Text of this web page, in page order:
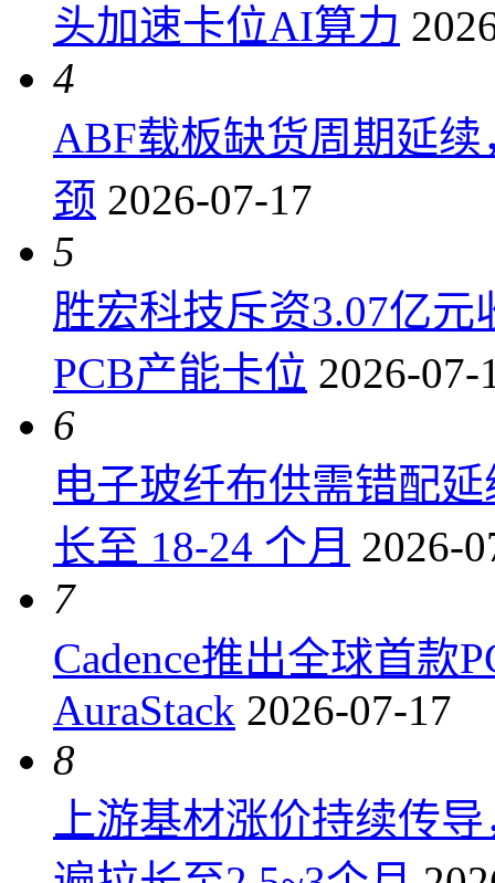
头加速卡位AI算力
4
ABF载板缺货周期延
颈 2026-07-17
5
胜宏科技斥资3.07亿
PCB产能卡位 2026-07-
6
电子玻纤布供需错配
长至 18-24 个月 2026-
7
Cadence推出全球首款
AuraStack 2026-07-17
8
上游基材涨价持续传